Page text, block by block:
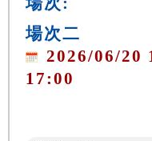
場次二
2026/06/20
17:00